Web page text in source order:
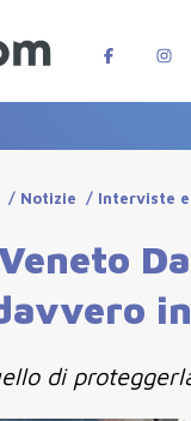
/ Notizie / Interviste
di